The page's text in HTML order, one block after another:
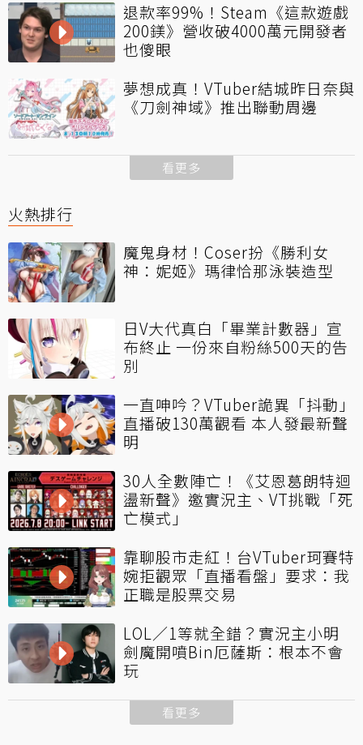
退款率99%！Steam《這款遊戲
200鎂》營收破4000萬元開發者
也傻眼
夢想成真！VTuber結城昨日奈與
《刀劍神域》推出聯動周邊
看更多
火熱排行
魔鬼身材！Coser扮《勝利女
神：妮姬》瑪律恰那泳裝造型
日V大代真白「畢業計數器」宣
布終止 一份來自粉絲500天的告
別
一直呻吟？VTuber詭異「抖動」
直播破130萬觀看 本人發最新聲
明
30人全數陣亡！《艾恩葛朗特迴
盪新聲》邀實況主、VT挑戰「死
亡模式」
靠聊股市走紅！台VTuber珂賽特
婉拒觀眾「直播看盤」要求：我
正職是股票交易
LOL／1等就全錯？實況主小明
劍魔開噴Bin厄薩斯：根本不會
玩
看更多